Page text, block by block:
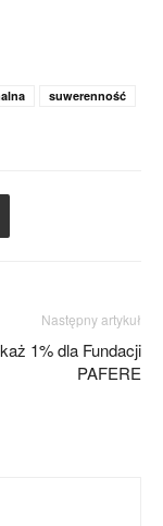
suwerenność
Następny artykuł
1% dla Fundacji
PAFERE